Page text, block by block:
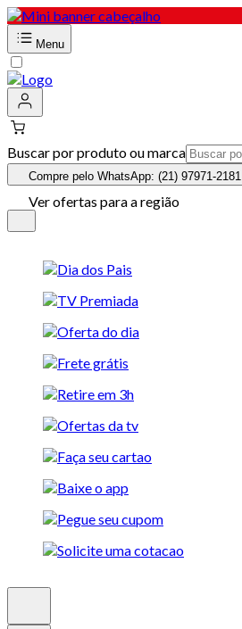
Menu
Buscar por produto ou marca
Compre pelo WhatsApp: (21) 97971-2181
Ver ofertas para a região